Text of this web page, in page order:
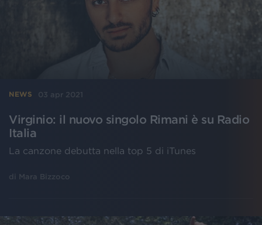
NEWS 03 apr 2021
Virginio: il nuovo singolo Rimani è su Radio
Italia
La canzone debutta nella top 5 di iTunes
di Mara Bizzoco